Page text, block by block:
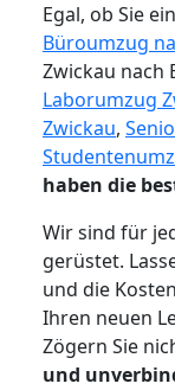
Egal, ob Sie
Büroumzug
Zwickau nach
Laborumzug
Zwickau,
haben die
Wir sind für
gerüstet.
und die
Ihren neuen
Zögern Sie
und